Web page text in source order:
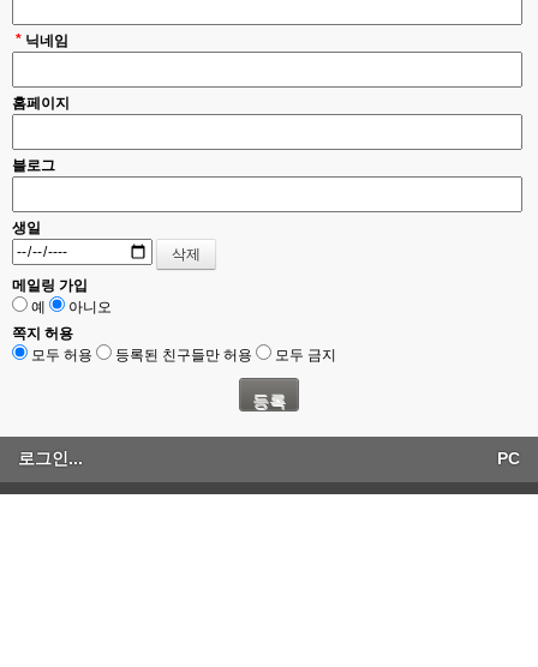
* 닉네임
홈페이지
블로그
생일
메일링 가입
예
아니오
쪽지 허용
모두 허용
등록된 친구들만 허용 모두 금지
로그인... PC